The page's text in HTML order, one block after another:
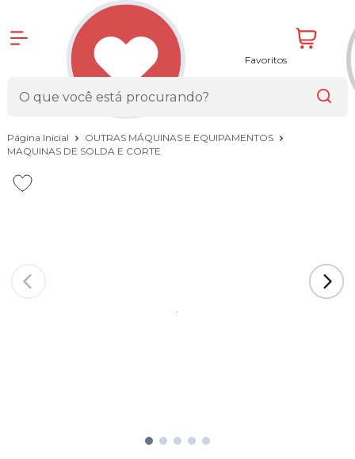
Favoritos
Página Inicial
OUTRAS MÁQUINAS E EQUIPAMENTOS
MAQUINAS DE SOLDA E CORTE